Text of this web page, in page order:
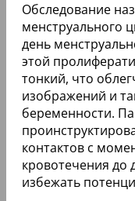
Обследование
менструального
день
этой
тонкий, что
изображений и
беременности.
контактов с
кровотечения до
избежать